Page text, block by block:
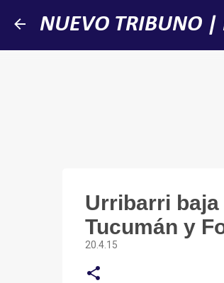
NUEVO TRIBUNO
Urribarri
Tucumán y
20.4.15